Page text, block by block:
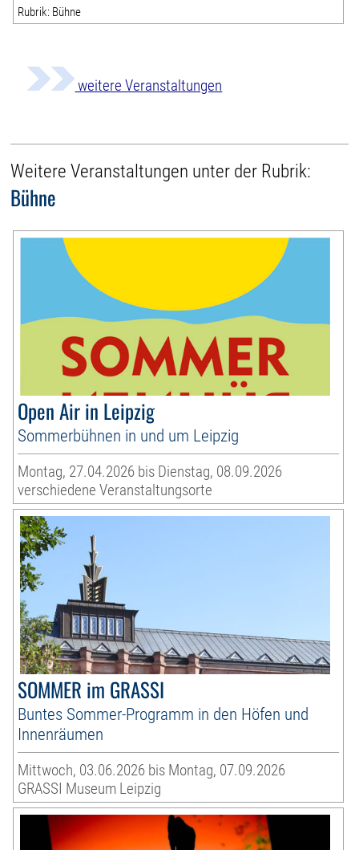
Rubrik: Bühne
weitere Veranstaltungen
Weitere Veranstaltungen unter der Rubrik:
Bühne
Open Air in Leipzig
Sommerbühnen in und um Leipzig
Montag, 27.04.2026 bis Dienstag, 08.09.2026
verschiedene Veranstaltungsorte
SOMMER im GRASSI
Buntes Sommer-Programm in den Höfen und
Innenräumen
Mittwoch, 03.06.2026 bis Montag, 07.09.2026
GRASSI Museum Leipzig